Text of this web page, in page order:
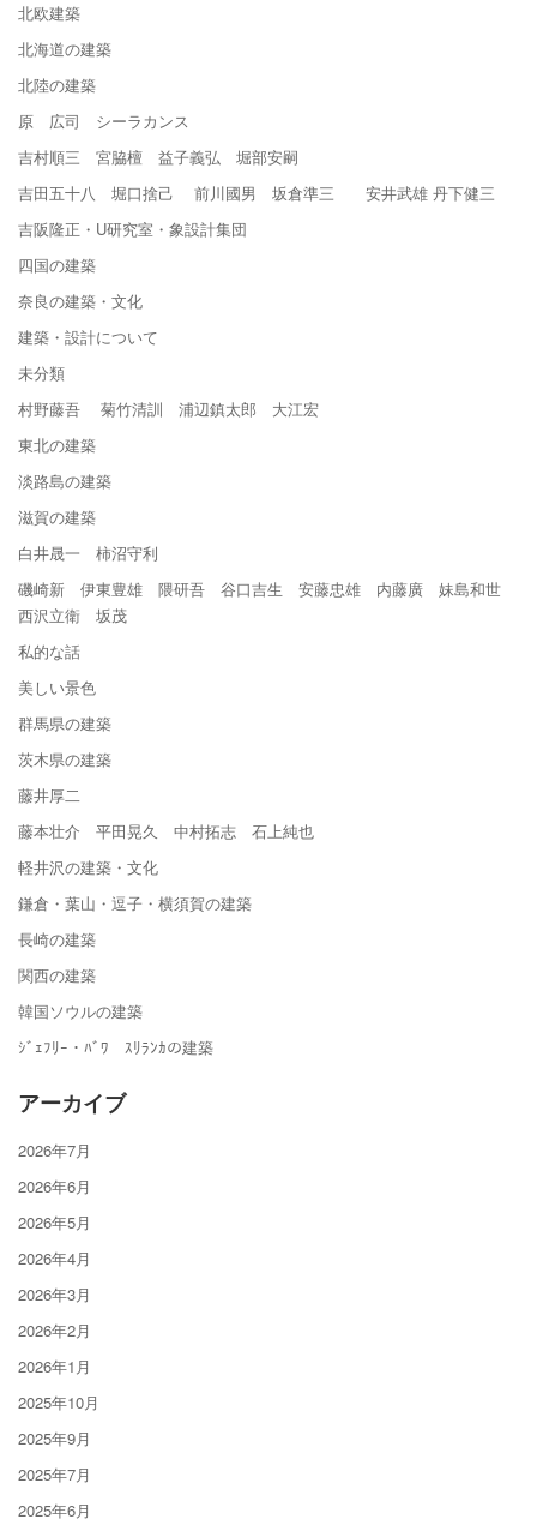
北欧建築
北海道の建築
北陸の建築
原 広司 シーラカンス
吉村順三 宮脇檀 益子義弘 堀部安嗣
吉田五十八 堀口捨己 前川國男 坂倉準三 安井武雄 丹下健三
吉阪隆正・U研究室・象設計集団
四国の建築
奈良の建築・文化
建築・設計について
未分類
村野藤吾 菊竹清訓 浦辺鎮太郎 大江宏
東北の建築
淡路島の建築
滋賀の建築
白井晟一 柿沼守利
磯崎新 伊東豊雄 隈研吾 谷口吉生 安藤忠雄 内藤廣 妹島和世
西沢立衛 坂茂
私的な話
美しい景色
群馬県の建築
茨木県の建築
藤井厚二
藤本壮介 平田晃久 中村拓志 石上純也
軽井沢の建築・文化
鎌倉・葉山・逗子・横須賀の建築
長崎の建築
関西の建築
韓国ソウルの建築
ｼﾞｪﾌﾘｰ・ﾊﾞﾜ ｽﾘﾗﾝｶの建築
アーカイブ
2026年7月
2026年6月
2026年5月
2026年4月
2026年3月
2026年2月
2026年1月
2025年10月
2025年9月
2025年7月
2025年6月